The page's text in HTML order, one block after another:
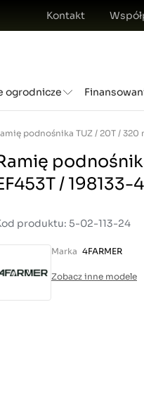
Kontakt
ogrodnicze
/
produktu: 5-02-113-24
Marka 4FARMER
Zobacz inne modele